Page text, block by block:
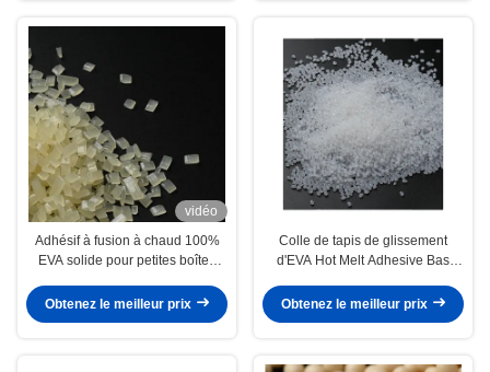
vidéo
Adhésif à fusion à chaud 100%
EVA solide pour petites boîtes
Obtenez le meilleur prix
Colle de tapis de glissement
d'EVA Hot Melt Adhesive Bas
anti
Obtenez le meilleur prix